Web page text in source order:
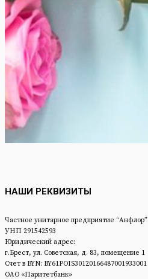
НАШИ РЕКВИЗИТЫ
Частное унитарное предприятие “Анфлор”
УНП 291542593
Юридический адрес:
г.Брест, ул. Советская, д. 83, помещение 1
Счет в BYN: BY61POIS30120166487001933001
ОАО «Паритетбанк»